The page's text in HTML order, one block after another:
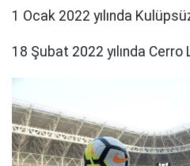
1 Ocak 2022 yılında
18 Şubat 2022 yılında Cerro